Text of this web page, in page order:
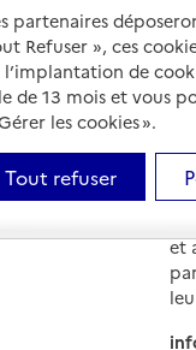
et
partenaires
Refuser », ces
de
de 13 mois et vous
les cookies ».
Tout refuser